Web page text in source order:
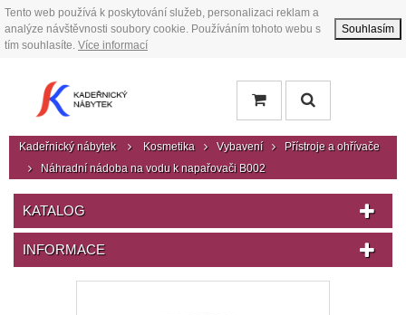
Tento web používá k poskytování služeb, personalizaci reklam a
analýze návštěvnosti soubory cookie. Používáním tohoto webu s
tím souhlasíte. Více informací
Souhlasím
Kadeřnický nábytek Kosmetika Vybavení
Přístroje a ohřívače
Náhradní nádoba na vodu k napařovači B002
KATALOG
INFORMACE